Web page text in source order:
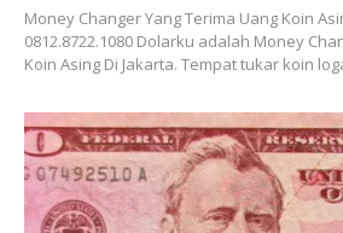
Money Changer Yang Terima Uang Koin
0812.8722.1080 Dolarku adalah Money
Koin Asing Di Jakarta. Tempat tukar koin